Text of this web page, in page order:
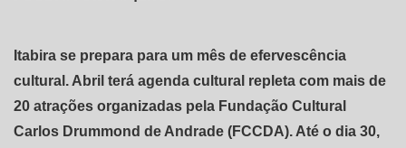
Itabira se prepara para um mês de efervescência
cultural. Abril terá agenda cultural repleta com mais de
20 atrações organizadas pela Fundação Cultural
Carlos Drummond de Andrade (FCCDA). Até o dia 30,